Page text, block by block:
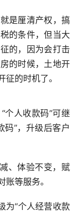
是厘清产权，搞
的条件，但当大
的，因为会打击
的时候，土地开
的时机了。
个人收款码”可继
码”，升级后客户
、体验不变，赋
等服务。
为“个人经营收款